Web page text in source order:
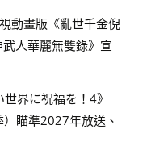
動畫版《亂世千金倪
人華麗無雙錄》宣
界に祝福を！4》
）瞄準2027年放送、